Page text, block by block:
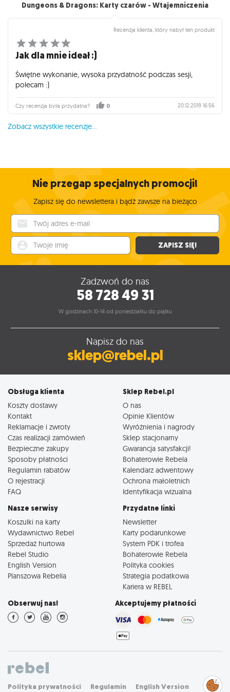
Dungeons & Dragons: Karty czarów - Wtajemniczenia
Recenzja klienta, który nabył ten produkt
Jak dla mnie ideał :)
Świętne wykonanie, wysoka przydatność podczas sesji,
polecam :)
Czy recenzja była przydatna? 0 20.12.2019 16:56
Zobacz wszystkie recenzje...
Nie przegap specjalnych promocji!
Zapisz się do newslettera i bądź zawsze na bieżąco
ZAPISZ SIĘ!
Zadzwoń do nas
58 728 49 31
W godzinach 10-14 od poniedziałku do piątku
Napisz do nas
sklep@rebel.pl
Obsługa klienta
Koszty dostawy
Kontakt
Reklamacje i zwroty
Czas realizacji zamówień
Bezpieczne zakupy
Sposoby płatności
Regulamin rabatów
O rejestracji
FAQ
Sklep Rebel.pl
O nas
Opinie Klientów
Wyróżnienia i nagrody
Sklep stacjonarny
Gwarancja satysfakcji!
Bohaterowie Rebela
Kalendarz adwentowy
Ochrona małoletnich
Identyfikacja wizualna
Nasze serwisy
Koszulki na karty
Wydawnictwo Rebel
Sprzedaż hurtowa
Rebel Studio
English Version
Planszowa Rebelia
Przydatne linki
Newsletter
Karty podarunkowe
System PDK i trofea
Bohaterowie Rebela
Polityka cookies
Strategia podatkowa
Kariera w REBEL
Obserwuj nas! Akceptujemy płatności
Polityka prywatności Regulamin English Version
Zarządzaj
preferencjami
cookies